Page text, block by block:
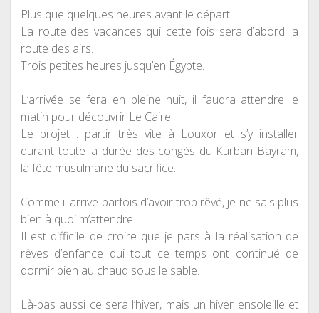
Plus que quelques heures avant le départ.
La route des vacances qui cette fois sera d’abord la
route des airs.
Trois petites heures jusqu’en Égypte.
L’arrivée se fera en pleine nuit, il faudra attendre le
matin pour découvrir Le Caire.
Le projet : partir très vite à Louxor et s’y installer
durant toute la durée des congés du Kurban Bayram,
la fête musulmane du sacrifice.
Comme il arrive parfois d’avoir trop rêvé, je ne sais plus
bien à quoi m’attendre.
Il est difficile de croire que je pars à la réalisation de
rêves d’enfance qui tout ce temps ont continué de
dormir bien au chaud sous le sable.
Là-bas aussi ce sera l’hiver, mais un hiver ensoleille et